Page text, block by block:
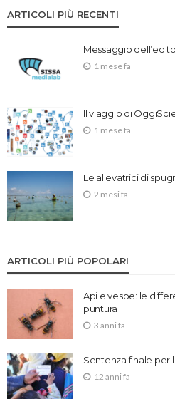
ARTICOLI PIÙ RECENTI
Messaggio
1 mese fa
Il viaggio di
1 mese fa
Le allevatrici di
2 mesi fa
ARTICOLI PIÙ POPOLARI
Api e vespe: le
puntura
3 anni fa
Sentenza finale per
12 anni fa